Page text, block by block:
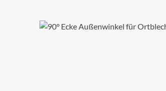
Bildergalerie überspringen